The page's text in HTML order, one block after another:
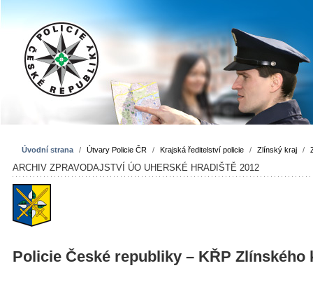
Úvodní strana / Útvary Policie ČR / Krajská ředitelství policie / Zlínský kraj /
ARCHIV ZPRAVODAJSTVÍ ÚO UHERSKÉ HRADIŠTĚ 2012
Policie České republiky – KŘP Zlínského